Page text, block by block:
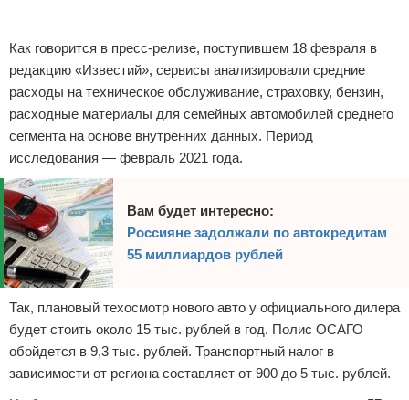
Как говорится в пресс-релизе, поступившем 18 февраля в
редакцию «Известий», сервисы анализировали средние
расходы на техническое обслуживание, страховку, бензин,
расходные материалы для семейных автомобилей среднего
сегмента на основе внутренних данных. Период
исследования — февраль 2021 года.
Вам будет интересно:
Россияне задолжали по автокредитам
55 миллиардов рублей
Так, плановый техосмотр нового авто у официального дилера
будет стоить около 15 тыс. рублей в год. Полис ОСАГО
обойдется в 9,3 тыс. рублей. Транспортный налог в
зависимости от региона составляет от 900 до 5 тыс. рублей.